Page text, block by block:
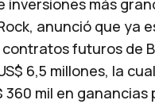
inversiones más
anunció que ya
futuros de
6,5 millones, la
360 mil en ganancias